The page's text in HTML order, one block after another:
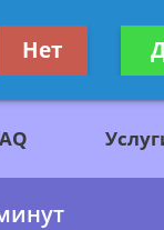
Получите
Нет